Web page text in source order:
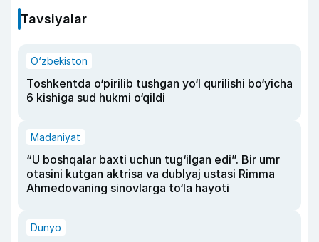
Tavsiyalar
O‘zbekiston
Toshkentda o‘pirilib tushgan yo‘l qurilishi bo‘yicha
6 kishiga sud hukmi o‘qildi
Madaniyat
“U boshqalar baxti uchun tug‘ilgan edi”. Bir umr
otasini kutgan aktrisa va dublyaj ustasi Rimma
Ahmedovaning sinovlarga to‘la hayoti
Dunyo